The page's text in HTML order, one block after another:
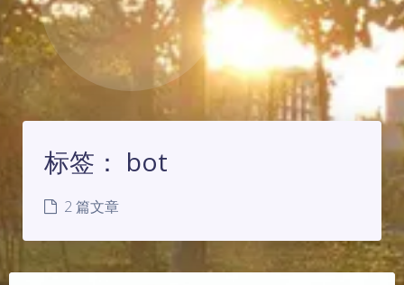
标签： bot
2 篇文章